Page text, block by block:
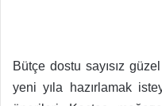
Bütçe dostu sayısız
yeni yıla hazırlamak